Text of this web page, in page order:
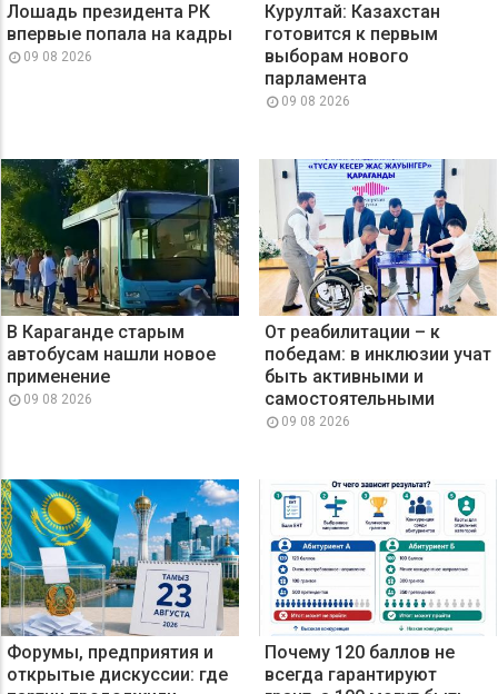
Лошадь президента РК
впервые попала на кадры
09 08 2026
Курултай: Казахстан
готовится к первым
выборам нового
парламента
09 08 2026
В Караганде старым
автобусам нашли новое
применение
09 08 2026
От реабилитации – к
победам: в инклюзии учат
быть активными и
самостоятельными
09 08 2026
Форумы, предприятия и
открытые дискуссии: где
Почему 120 баллов не
всегда гарантируют